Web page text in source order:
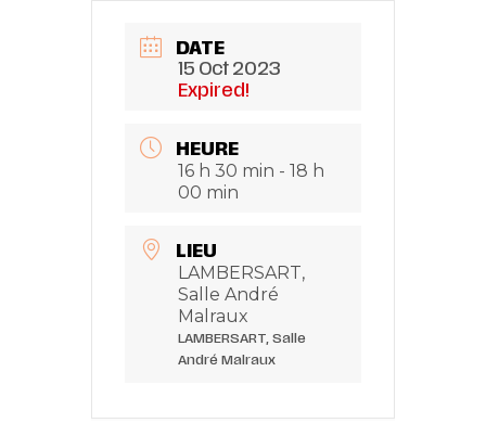
DATE
15 Oct 2023
Expired!
HEURE
16 h 30 min - 18 h
00 min
LIEU
LAMBERSART,
Salle André
Malraux
LAMBERSART, Salle
André Malraux